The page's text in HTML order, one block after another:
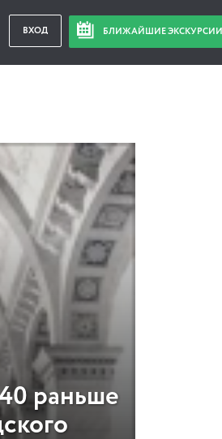
ВХОД БЛИЖАЙШИЕ ЭКСКУРСИИ
раньше